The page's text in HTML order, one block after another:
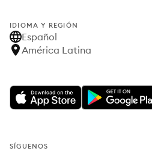
IDIOMA Y REGIÓN
Español
América Latina
SÍGUENOS